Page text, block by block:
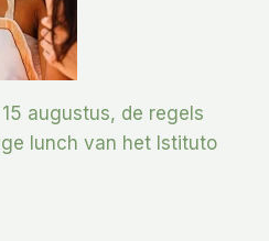
augustus, de regels
lunch van het Istituto